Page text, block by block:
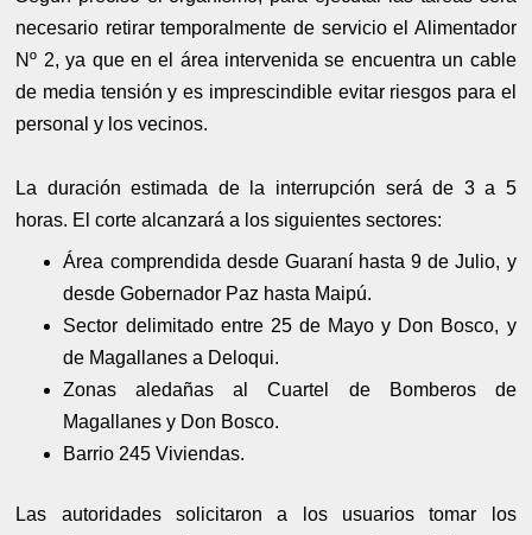
necesario retirar temporalmente de servicio el Alimentador
Nº 2, ya que en el área intervenida se encuentra un cable
de media tensión y es imprescindible evitar riesgos para el
personal y los vecinos.
La duración estimada de la interrupción será de 3 a 5
horas. El corte alcanzará a los siguientes sectores:
Área comprendida desde Guaraní hasta 9 de Julio, y
desde Gobernador Paz hasta Maipú.
Sector delimitado entre 25 de Mayo y Don Bosco, y
de Magallanes a Deloqui.
Zonas aledañas al Cuartel de Bomberos de
Magallanes y Don Bosco.
Barrio 245 Viviendas.
Las autoridades solicitaron a los usuarios tomar los